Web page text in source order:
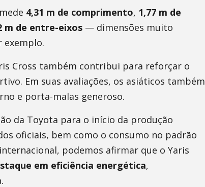
4,31 m de comprimento, 1,77 m de
m de entre-eixos — dimensões muito
exemplo.
Cross também contribui para reforçar o
Em suas avaliações, os asiáticos também
e porta-malas generoso.
da Toyota para o início da produção
oficiais, bem como o consumo no padrão
podemos afirmar que o Yaris
em eficiência energética,